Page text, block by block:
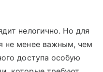
нелогично. Но для
не менее важным, чем
доступа особую